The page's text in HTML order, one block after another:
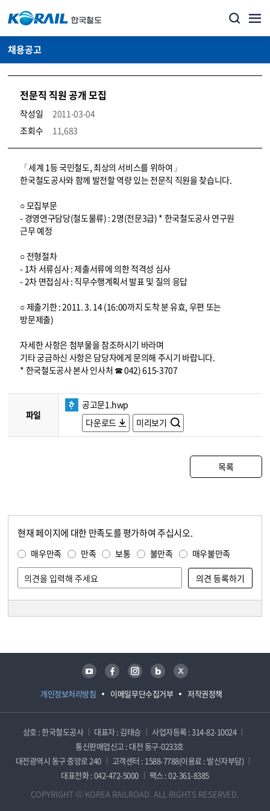
채용공고
전문직 직원 공개 모집
작성일
2011-03-04
조회수
11,683
코레일소개_경영공시_채용공고 상세보기 – 내용, 파일, 담당자 연락처로 구성
「세계 1등 국민철도, 최상의 서비스를 위하여」
한국철도공사와 함께 발전할 역량 있는 전문직 직원을 찾습니다.
○ 모집부문
- 경영연구담당(철도물류) : 2명(전문3급) * 한국철도공사 연구원
근무 예정
○ 전형절차
- 1차 서류심사 : 제출서류에 의한 적격성 심사
- 2차 면접심사 : 직무수행계획서 발표 및 질의 응답
○ 제출기한 : 2011. 3. 14 (16:00까지 도착 분 유효, 우편 또는
방문제출)
자세한 사항은 첨부물을 참조하시기 바라며
기타 궁금하신 사항은 담당자에게 문의해 주시기 바랍니다.
* 한국철도공사 본사 인사처 ☎ 042) 615-3707
파일
공고문1.hwp
다운로드
미리보기
목록
현재 페이지에 대한 만족도를 평가하여 주십시오.
매우만족 만족 보통 불만족 매우불만족
개인정보처리방침 이메일무단수집거부 저작권정책
유튜브 페이스북 인스타그램 블로그 트위터
상호 : 한국철도공사 대표자 : 김태승
사업자등록 : 314-82-10024
통신판매업신고 : 대전 동구-0233호
대전광역시 동구 중앙로 240
고객센터 : 1588-7788(이용료 : 발신자부담)
대표전화 : 042-472-5000
팩스 : 02-361-8385
COPYRIGHT ⓒ KOREA RAILROAD. ALL RIGHTS RESERVED.